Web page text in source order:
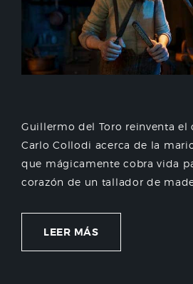
Guillermo del Toro reinventa el
Carlo Collodi acerca de la
que mágicamente cobra vida
corazón de un tallador de
LEER MÁS